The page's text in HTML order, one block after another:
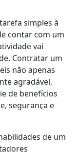
simples à
contar com um
vai
Contratar um
não apenas
agradável,
de benefícios
segurança e
de um